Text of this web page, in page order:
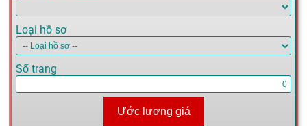
Loại hồ sơ
Số trang
Ước lượng giá